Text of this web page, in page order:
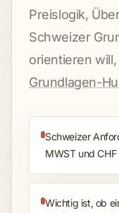
Preislogik,
Schweizer
orientieren
Grundlagen-
Schweizer
MWST und
Wichtig ist, ob